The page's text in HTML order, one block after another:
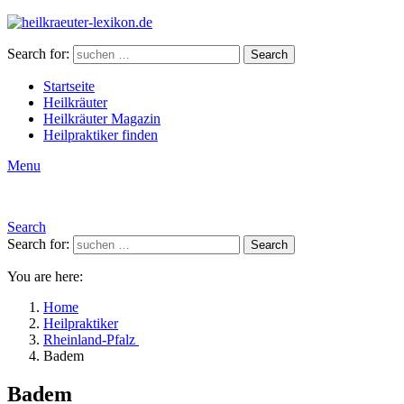
Search for: Search
Startseite
Heilkräuter
Heilkräuter Magazin
Heilpraktiker finden
Menu
Search
Search for:
Search
You are here:
Home
Heilpraktiker
Rheinland-Pfalz
Badem
Badem